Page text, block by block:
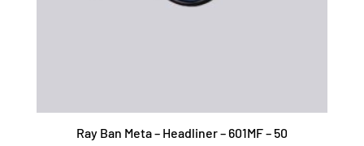
Ray Ban Meta – Headliner – 601MF – 50